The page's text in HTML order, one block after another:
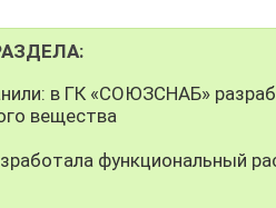
в ГК «СОЮЗСНАБ»
вещества
функциональный